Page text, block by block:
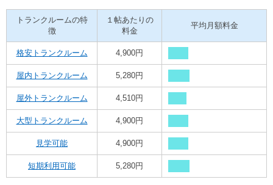
トランクルームの特
徴
１帖あたりの
料金
平均月額料金
格安トランクルーム 4,900円
屋内トランクルーム 5,280円
屋外トランクルーム 4,510円
大型トランクルーム 4,900円
見学可能 4,900円
短期利用可能 5,280円